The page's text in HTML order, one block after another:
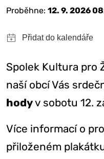
Proběhne: 12. 9. 2026
Spolek Kultura pro
naší obcí Vás
hodyv sobotu 12.
Více informací o
přiloženém